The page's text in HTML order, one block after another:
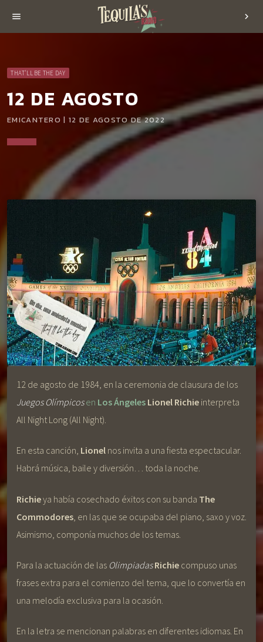
menu chevron_right
THAT'LL BE THE DAY
12 DE AGOSTO
EMICANTERO | 12 DE AGOSTO DE 2022
12 de agosto de 1984, en la ceremonia de clausura de los
Juegos Olímpicosen Los Ángeles Lionel Richie interpreta
All Night Long (All Night).
En esta canción, Lionel nos invita a una fiesta espectacular.
Habrá música, baile y diversión… toda la noche.
Richieya había cosechado éxitos con su banda The
Commodores , en las que se ocupaba del piano, saxo y voz.
Asimismo, componía muchos de los temas.
Para la actuación de las Olimpiadas Richie compuso unas
frases extra para el comienzo del tema, que lo convertía en
una melodía exclusiva para la ocasión.
En la letra se mencionan palabras en diferentes idiomas. En